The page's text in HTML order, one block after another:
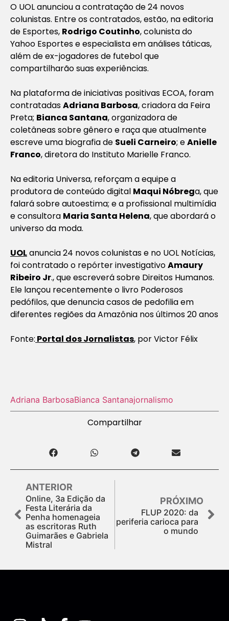
O UOL anunciou a contratação de 24 novos
colunistas. Entre os contratados, estão, na editoria
de Esportes, Rodrigo Coutinho, colunista do
Yahoo Esportes e especialista em análises táticas,
além de ex-jogadores de futebol que
compartilharão suas experiências.
Na plataforma de iniciativas positivas ECOA, foram
contratadasAdriana Barbosa, criadora da Feira
Preta; Bianca Santana, organizadora de
coletâneas sobre gênero e raça que atualmente
escreve uma biografia de Sueli Carneiro; eAnielle
Franco, diretora do Instituto Marielle Franco.
Na editoria Universa, reforçam a equipe a
produtora de conteúdo digital Maqui Nóbrega, que
falará sobre autoestima; e a profissional multimídia
e consultora Maria Santa Helena, que abordará o
universo da moda.
UOLanuncia 24 novos colunistas e no UOL Notícias,
foi contratado o repórter investigativoAmaury
Ribeiro Jr., que escreverá sobre Direitos Humanos.
Ele lançou recentemente o livro Poderosos
pedófilos, que denuncia casos de pedofilia em
diferentes regiões da Amazônia nos últimos 20 anos
Fonte: Portal dos Jornalistas, por Victor Félix
Adriana BarbosaBianca Santanajornalismo
Compartilhar
ANTERIOR
Online, 3a Edição da
Festa Literária da
Penha homenageia
as escritoras Ruth
Guimarães e Gabriela
Mistral
PRÓXIMO
FLUP 2020: da
periferia carioca para
o mundo